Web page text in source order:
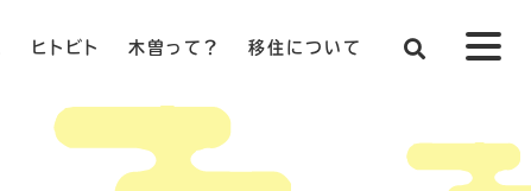
ヒトビト 木曽って？ 移住について